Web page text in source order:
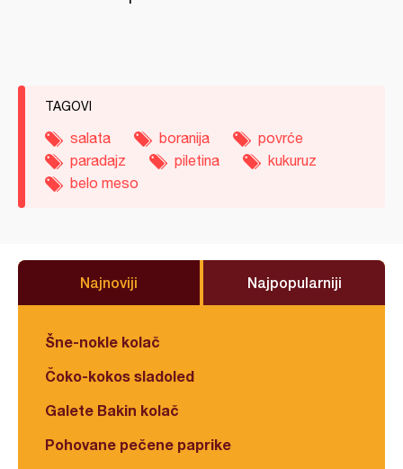
TAGOVI
salata boranija
povrće
paradajz
piletina
kukuruz
belo meso
Najnoviji Najpopularniji
Šne-nokle kolač
Čoko-kokos sladoled
Galete Bakin kolač
Pohovane pečene paprike